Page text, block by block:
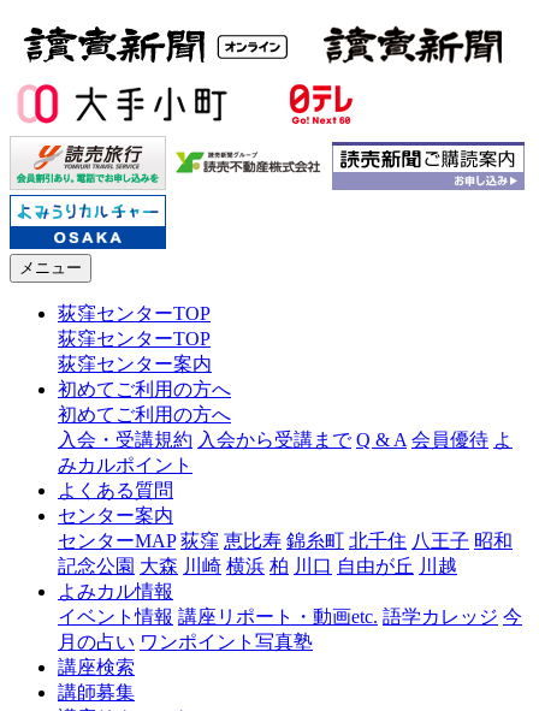
メニュー
荻窪センターTOP
荻窪センターTOP
荻窪センター案内
初めてご利用の方へ
初めてご利用の方へ
入会・受講規約 入会から受講まで Q & A 会員優待 よ
みカルポイント
よくある質問
センター案内
センターMAP 荻窪 恵比寿 錦糸町 北千住 八王子 昭和
記念公園 大森 川崎 横浜 柏 川口 自由が丘 川越
よみカル情報
イベント情報 講座リポート・動画etc. 語学カレッジ 今
月の占い ワンポイント写真塾
講座検索
講師募集